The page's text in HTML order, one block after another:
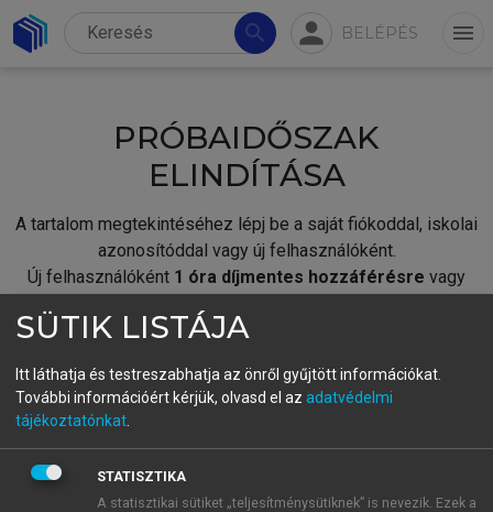
search person BELÉPÉS menu
PRÓBAIDŐSZAK
ELINDÍTÁSA
A tartalom megtekintéséhez lépj be a saját fiókoddal, iskolai
azonosítóddal vagy új felhasználóként.
Új felhasználóként 1 óra díjmentes hozzáférésre vagy
fiókoddal,vagy hozz létre új fiókot.
A regisztráció után apróbaidőszakautomatikusan
BELÉPÉS SAJÁT FIÓKKAL
SÜTIK LISTÁJA
Itt láthatja és testreszabhatja az önről gyűjtött információkat.
További információért kérjük, olvasd el az adatvédelmi
tájékoztatónkat
STATISZTIKA
A statisztikai sütiket „teljesítménysütiknek” is nevezik. Ezek a